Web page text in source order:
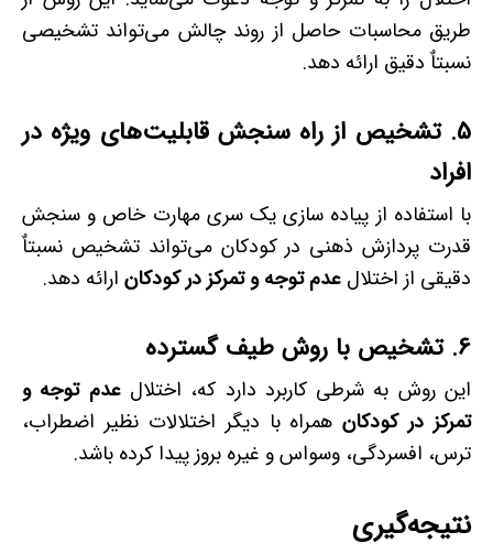
طریق محاسبات حاصل از روند چالش می‌تواند تشخیصی
نسبتاٌ دقیق ارائه دهد.
5. تشخیص از راه سنجش قابلیت‌های ویژه در
افراد
با استفاده از پیاده سازی یک سری مهارت خاص و سنجش
قدرت پردازش ذهنی در کودکان می‌تواند تشخیص نسبتاٌ
دقیقی از اختلال عدم توجه و تمرکز در کودکان ارائه دهد.
6. تشخیص با روش طیف گسترده
این روش به شرطی کاربرد دارد که، اختلالعدم توجه و
تمرکز در کودکان همراه با دیگر اختلالات نظیر اضطراب،
ترس، افسردگی، وسواس و غیره بروز پیدا کرده باشد.
نتیجه‌گیری